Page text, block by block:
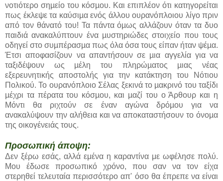
νοτιότερο σηµείο του κόσµου. Και επιπλέον ότι κατηγορείται
πως έκλεψε τα καύσιµα ενός άλλου ουρανόπλοιου λίγο πριν
από τον θάνατό του! Τα πάντα όµως αλλάζουν όταν τα δυο
παιδιά ανακαλύπτουν ένα µυστηριώδες στοιχείο που τους
οδηγεί στο συµπέρασµα πως όλα όσα τους είπαν ήταν ψέµα.
Έτσι αποφασίζουν να απαντήσουν σε µια αγγελία για να
ταξιδέψουν ως µέλη του πληρώµατος µιας νέας
εξερευνητικής αποστολής για την κατάκτηση του Νότιου
Πολικού. Το ουρανόπλοιο Σέλας ξεκινά το µακρινό του ταξίδι
µέχρι τα πέρατα του κόσµου, και µαζί του ο Άρθουρ και η
Μόντι θα ριχτούν σε έναν αγώνα δρόµου για να
ανακαλύψουν την αλήθεια και να αποκαταστήσουν το όνοµα
της οικογένειάς τους.
Προσωπική άποψη:
Δεν ξέρω εσάς, αλλά εμένα η καραντίνα με ωφέλησε πολύ.
Μου έδωσε προσωπικό χρόνο, που σαν να τον είχα
στερηθεί τελευταία περισσότερο απ' όσο θα έπρεπε να είναι